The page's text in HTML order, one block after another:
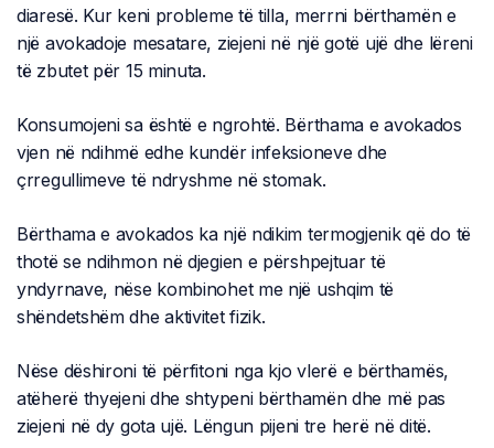
diaresë. Kur keni probleme të tilla, merrni bërthamën e
një avokadoje mesatare, ziejeni në një gotë ujë dhe lëreni
të zbutet për 15 minuta.
Konsumojeni sa është e ngrohtë. Bërthama e avokados
vjen në ndihmë edhe kundër infeksioneve dhe
çrregullimeve të ndryshme në stomak.
Bërthama e avokados ka një ndikim termogjenik që do të
thotë se ndihmon në djegien e përshpejtuar të
yndyrnave, nëse kombinohet me një ushqim të
shëndetshëm dhe aktivitet fizik.
Nëse dëshironi të përfitoni nga kjo vlerë e bërthamës,
atëherë thyejeni dhe shtypeni bërthamën dhe më pas
ziejeni në dy gota ujë. Lëngun pijeni tre herë në ditë.